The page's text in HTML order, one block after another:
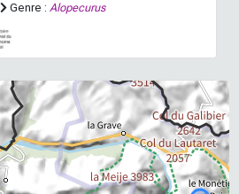
Genre : Alopecurus